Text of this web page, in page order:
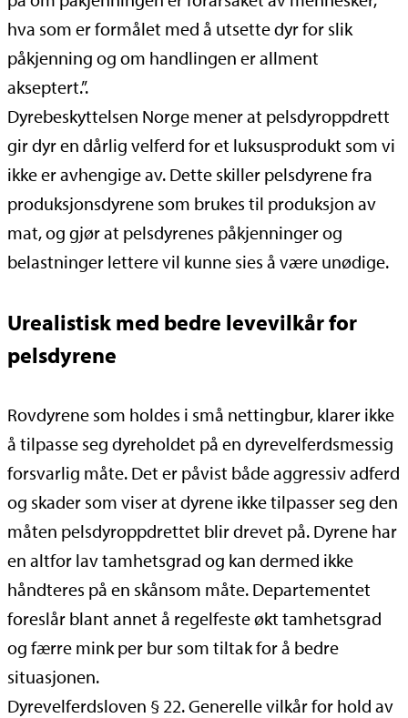
hva som er formålet med å utsette dyr for slik
påkjenning og om handlingen er allment
akseptert.”.
Dyrebeskyttelsen Norge mener at pelsdyroppdrett
gir dyr en dårlig velferd for et luksusprodukt som vi
ikke er avhengige av. Dette skiller pelsdyrene fra
produksjonsdyrene som brukes til produksjon av
mat, og gjør at pelsdyrenes påkjenninger og
belastninger lettere vil kunne sies å være unødige.
Urealistisk med bedre levevilkår for
pelsdyrene
Rovdyrene som holdes i små nettingbur, klarer ikke
å tilpasse seg dyreholdet på en dyrevelferdsmessig
forsvarlig måte. Det er påvist både aggressiv adferd
og skader som viser at dyrene ikke tilpasser seg den
måten pelsdyroppdrettet blir drevet på. Dyrene har
en altfor lav tamhetsgrad og kan dermed ikke
håndteres på en skånsom måte. Departementet
foreslår blant annet å regelfeste økt tamhetsgrad
og færre mink per bur som tiltak for å bedre
situasjonen.
Dyrevelferdsloven § 22. Generelle vilkår for hold av